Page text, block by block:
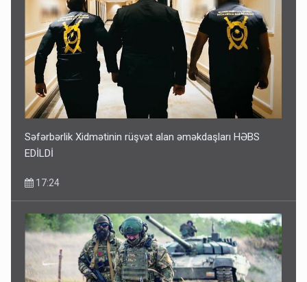
Səfərbərlik Xidmətinin rüşvət alan əməkdaşları HƏBS
EDİLDİ
17:24